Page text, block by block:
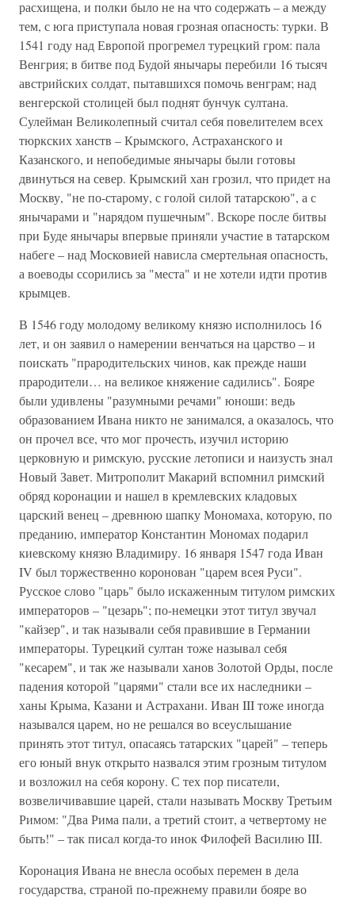
расхищена, и полки было не на что содержать – а между
тем, с юга приступала новая грозная опасность: турки. В
1541 году над Европой прогремел турецкий гром: пала
Венгрия; в битве под Будой янычары перебили 16 тысяч
австрийских солдат, пытавшихся помочь венграм; над
венгерской столицей был поднят бунчук султана.
Сулейман Великолепный считал себя повелителем всех
тюркских ханств – Крымского, Астраханского и
Казанского, и непобедимые янычары были готовы
двинуться на север. Крымский хан грозил, что придет на
Москву, "не по-старому, с голой силой татарскою", а с
янычарами и "нарядом пушечным". Вскоре после битвы
при Буде янычары впервые приняли участие в татарском
набеге – над Московией нависла смертельная опасность,
а воеводы ссорились за "места" и не хотели идти против
крымцев.
В 1546 году молодому великому князю исполнилось 16
лет, и он заявил о намерении венчаться на царство – и
поискать "прародительских чинов, как прежде наши
прародители… на великое княжение садились". Бояре
были удивлены "разумными речами" юноши: ведь
образованием Ивана никто не занимался, а оказалось, что
он прочел все, что мог прочесть, изучил историю
церковную и римскую, русские летописи и наизусть знал
Новый Завет. Митрополит Макарий вспомнил римский
обряд коронации и нашел в кремлевских кладовых
царский венец – древнюю шапку Мономаха, которую, по
преданию, император Константин Мономах подарил
киевскому князю Владимиру. 16 января 1547 года Иван
IV был торжественно коронован "царем всея Руси".
Русское слово "царь" было искаженным титулом римских
императоров – "цезарь"; по-немецки этот титул звучал
"кайзер", и так называли себя правившие в Германии
императоры. Турецкий султан тоже называл себя
"кесарем", и так же называли ханов Золотой Орды, после
падения которой "царями" стали все их наследники –
ханы Крыма, Казани и Астрахани. Иван III тоже иногда
назывался царем, но не решался во всеуслышание
принять этот титул, опасаясь татарских "царей" – теперь
его юный внук открыто назвался этим грозным титулом
и возложил на себя корону. С тех пор писатели,
возвеличивавшие царей, стали называть Москву Третьим
Римом: "Два Рима пали, а третий стоит, а четвертому не
быть!" – так писал когда-то инок Филофей Василию III.
Коронация Ивана не внесла особых перемен в дела
государства, страной по-прежнему правили бояре во